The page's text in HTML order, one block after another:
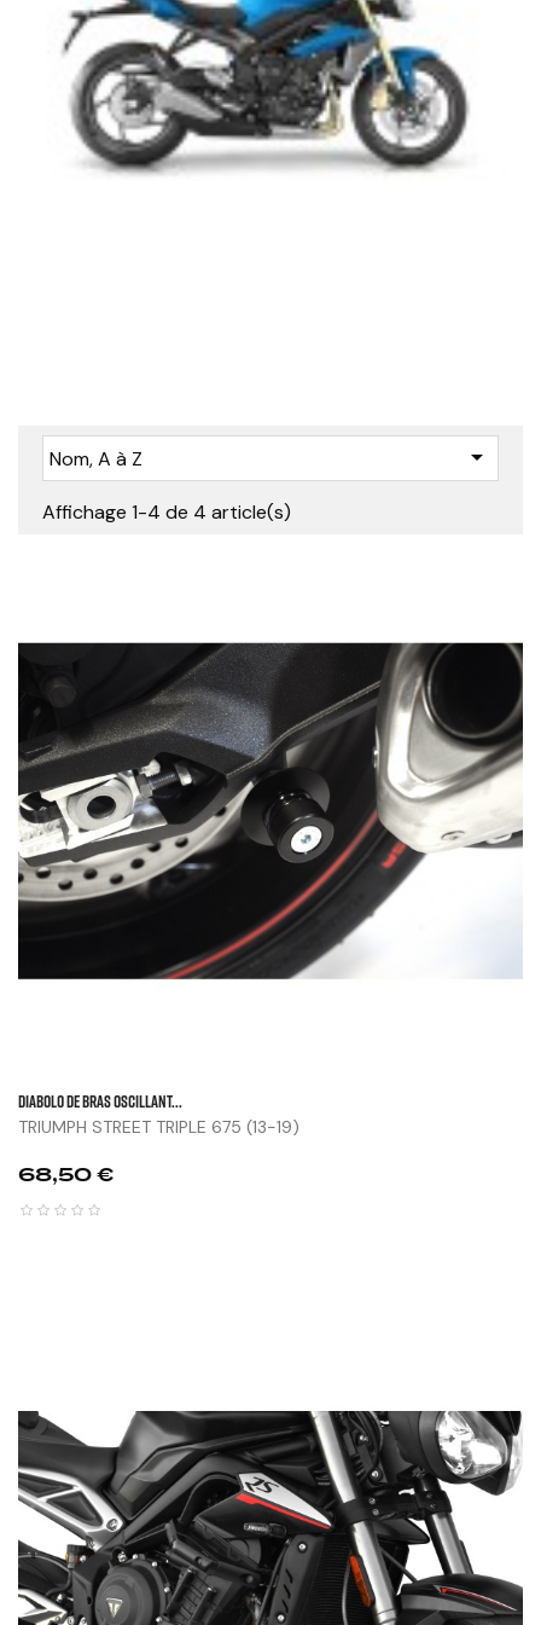
Nom, A à Z 
Affichage 1-4 de 4 article(s)
DIABOLO DE BRAS OSCILLANT...
TRIUMPH STREET TRIPLE 675 (13-19)
Prix
68,50 €